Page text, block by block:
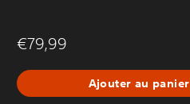
€79,99
Ajouter au panier